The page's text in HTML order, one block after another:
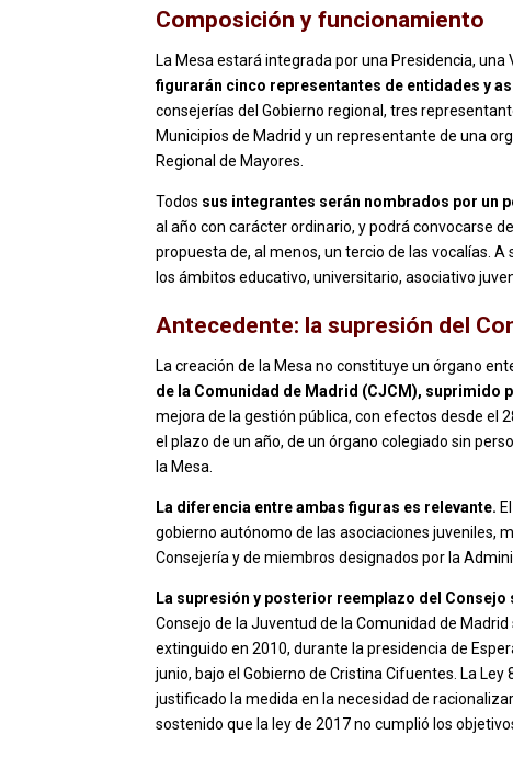
Composición y funcionamiento
La Mesa estará integrada por una Presidencia,
figurarán cinco representantes de entidades y
consejerías del Gobierno regional, tres
Municipios de Madrid y un representante de una
Regional de Mayores.
Todos sus integrantes serán nombrados por un
al año con carácter ordinario, y podrá convocarse
propuesta de, al menos, un tercio de las vocalías.
los ámbitos educativo, universitario, asociativo
Antecedente: la supresión del
La creación de la Mesa no constituye un órgano
de la Comunidad de Madrid (CJCM), suprimido
mejora de la gestión pública, con efectos desde el
el plazo de un año, de un órgano colegiado sin
la Mesa.
La diferencia entre ambas figuras es relevante.
gobierno autónomo de las asociaciones juveniles,
Consejería y de miembros designados por la
La supresión y posterior reemplazo del
Consejo de la Juventud de la Comunidad de
extinguido en 2010, durante la presidencia de
junio, bajo el Gobierno de Cristina Cifuentes. La
justificado la medida en la necesidad de
sostenido que la ley de 2017 no cumplió los